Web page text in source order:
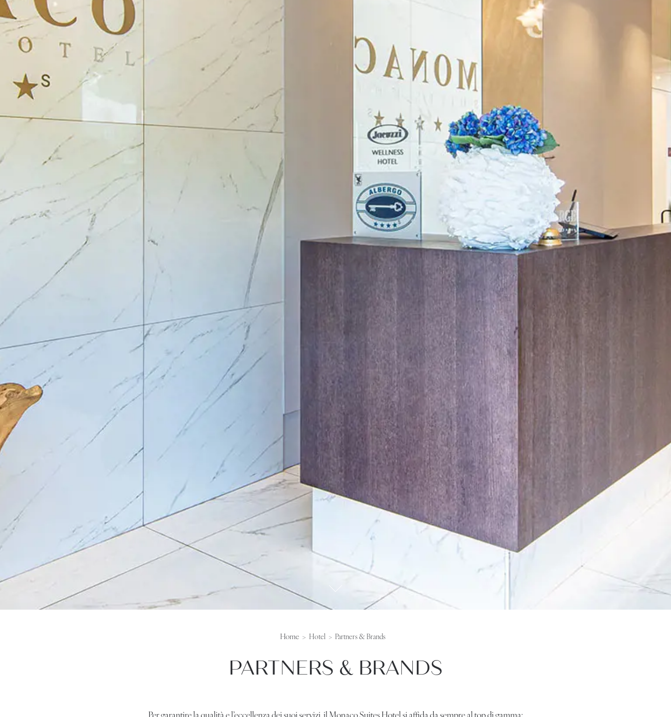
Home Hotel Partners & Brands
PARTNERS & BRANDS
Per garantire la qualità e l’eccellenza dei suoi servizi, il Monaco Suites Hotel si affida da sempre al top di gamma: